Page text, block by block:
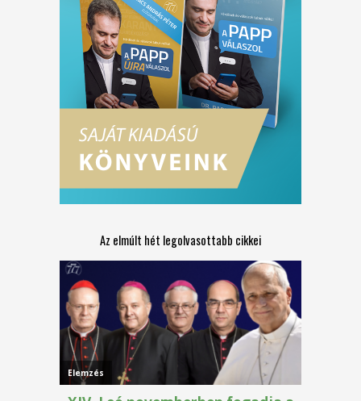
Az elmúlt hét legolvasottabb cikkei